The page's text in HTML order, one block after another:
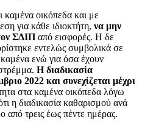
καμένα οικόπεδα και με
για κάθε ιδιοκτήτη, να μην
ΣΔΙΠ από εισφορές. Η δε
εντελώς συμβολικά σε
ενώ για όσα έχουν
Η διαδικασία
2022 και συνεχίζεται μέχρι
στα καμένα οικόπεδα λόγω
η διαδικασία καθαρισμού ανά
από τρεις έως πέντε ημέρας.